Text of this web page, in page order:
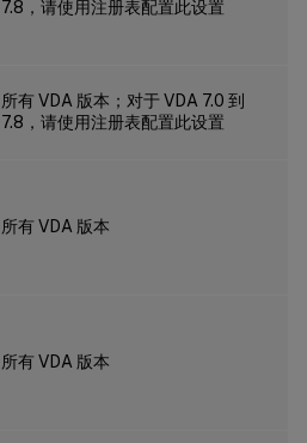
7.8，请使用注册表配置此设置
所有 VDA 版本；对于 VDA 7.0 到
7.8，请使用注册表配置此设置
所有 VDA 版本
所有 VDA 版本